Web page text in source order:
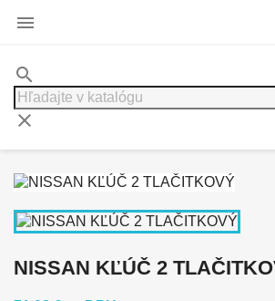

search
clear
NISSAN KĽÚČ 2